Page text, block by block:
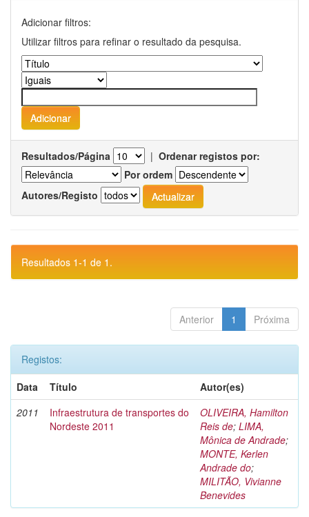
Adicionar filtros:
Utilizar filtros para refinar o resultado da pesquisa.
Resultados/Página | Ordenar registos por:
Por ordem
Autores/Registo
Resultados 1-1 de 1.
Anterior 1 Próxima
Registos:
Data
Título
Autor(es)
2011
Infraestrutura de transportes do
Nordeste 2011
OLIVEIRA, Hamilton
Reis de; LIMA,
Mônica de Andrade;
MONTE, Kerlen
Andrade do;
MILITÃO, Vivianne
Benevides